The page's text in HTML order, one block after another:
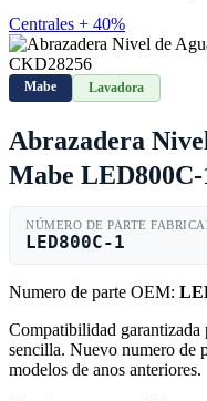
Centrales + 40%
Mabe Lavadora
Abrazadera
Mabe
NÚMERO DE PARTE
LED800C-1
Numero de parte OEM:
Compatibilidad garantizada
sencilla. Nuevo numero de
modelos de anos anteriores.